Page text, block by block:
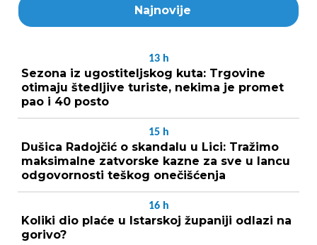
Najnovije
13 h
Sezona iz ugostiteljskog kuta: Trgovine
otimaju štedljive turiste, nekima je promet
pao i 40 posto
15 h
Dušica Radojčić o skandalu u Lici: Tražimo
maksimalne zatvorske kazne za sve u lancu
odgovornosti teškog onečišćenja
16 h
Koliki dio plaće u Istarskoj županiji odlazi na
gorivo?